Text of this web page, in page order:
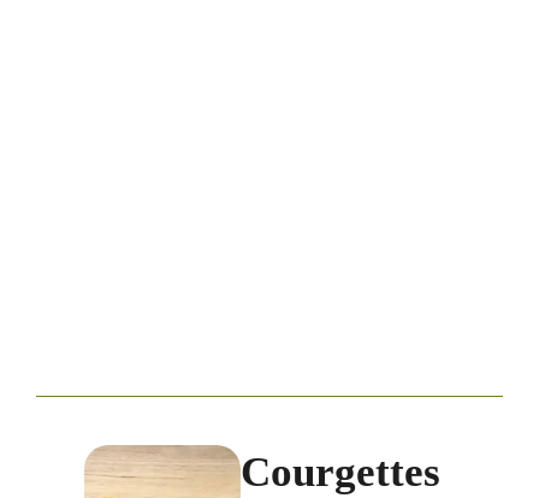
Courgettes